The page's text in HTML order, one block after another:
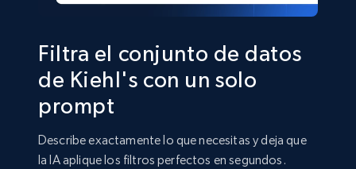
Amazon sellers info
info, Stars, Feedbacks, Return policy, and more.
Filtra el conjunto de datos
de Kiehl's con un solo
prompt
Describe exactamente lo que necesitas y deja que
la IA aplique los filtros perfectos en segundos.